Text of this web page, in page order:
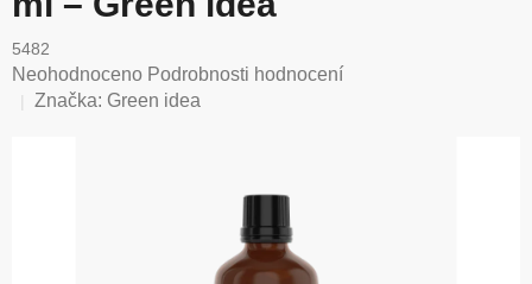
5482
Průměrné
hodnocení
Neohodnoceno Podrobnosti hodnocení
Značka: Green idea